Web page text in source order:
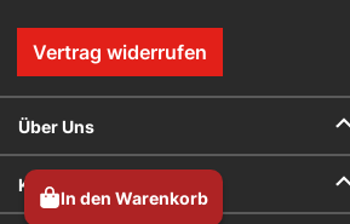
In den Warenkorb
Vertrag widerrufen
Über Uns
Kontakt